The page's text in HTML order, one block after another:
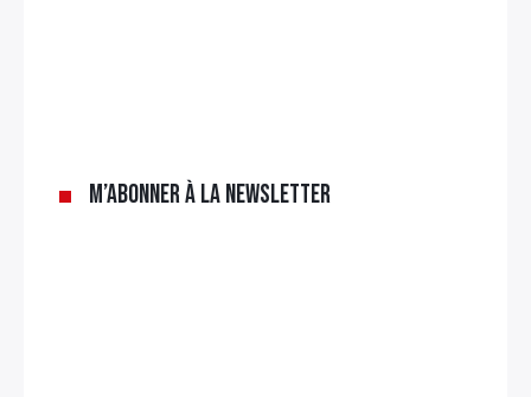
M’abonner à la newsletter
Rechercher